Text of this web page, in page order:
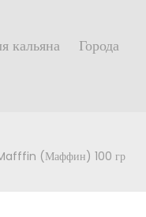
кальяна
Города
(Маффин) 100 гр